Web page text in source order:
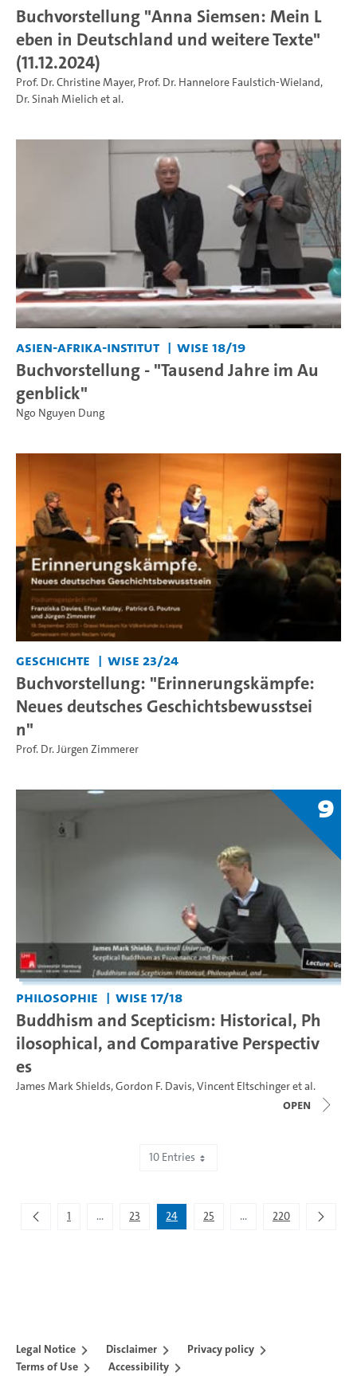
Buchvorstellung "Anna Siemsen: Mein L
eben in Deutschland und weitere Texte"
(11.12.2024)
Prof. Dr. Christine Mayer, Prof. Dr. Hannelore Faulstich-Wieland,
Dr. Sinah Mielich et al.
Asien-Afrika-Institut WiSe 18/19
Buchvorstellung - "Tausend Jahre im Au
genblick"
Ngo Nguyen Dung
Geschichte WiSe 23/24
Buchvorstellung: "Erinnerungskämpfe:
Neues deutsches Geschichtsbewusstsei
n"
Prof. Dr. Jürgen Zimmerer
9
Philosophie WiSe 17/18
Buddhism and Scepticism: Historical, Ph
ilosophical, and Comparative Perspectiv
es
James Mark Shields,Gordon F. Davis,Vincent Eltschingeret al.
open
10 Entries
1 ...Intermediate Pages Use TAB to navigate.
23 24 25 ...Intermediate Pages
220
Legal Notice Disclaimer
Privacy policy
Terms of Use
Accessibility